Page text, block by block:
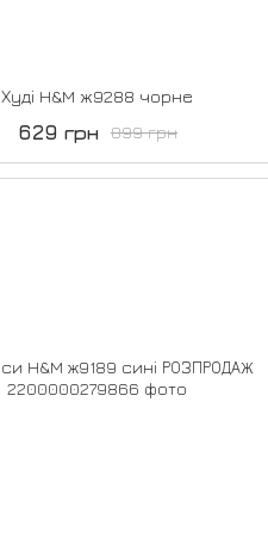
Худі H&M ж9288 чорне
899 грн
629 грн